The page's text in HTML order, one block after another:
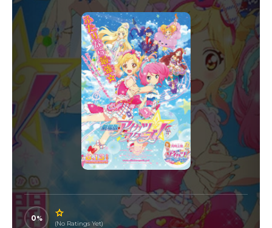
0
(No Ratings Yet)